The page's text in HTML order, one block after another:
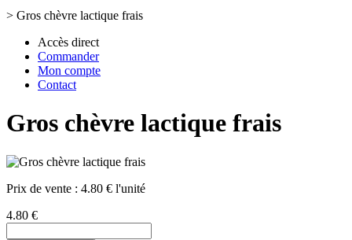
> Gros chèvre lactique frais
Accès direct
Commander
Mon compte
Contact
Gros chèvre lactique frais
Prix de vente : 4.80 € l'unité
4.80 €